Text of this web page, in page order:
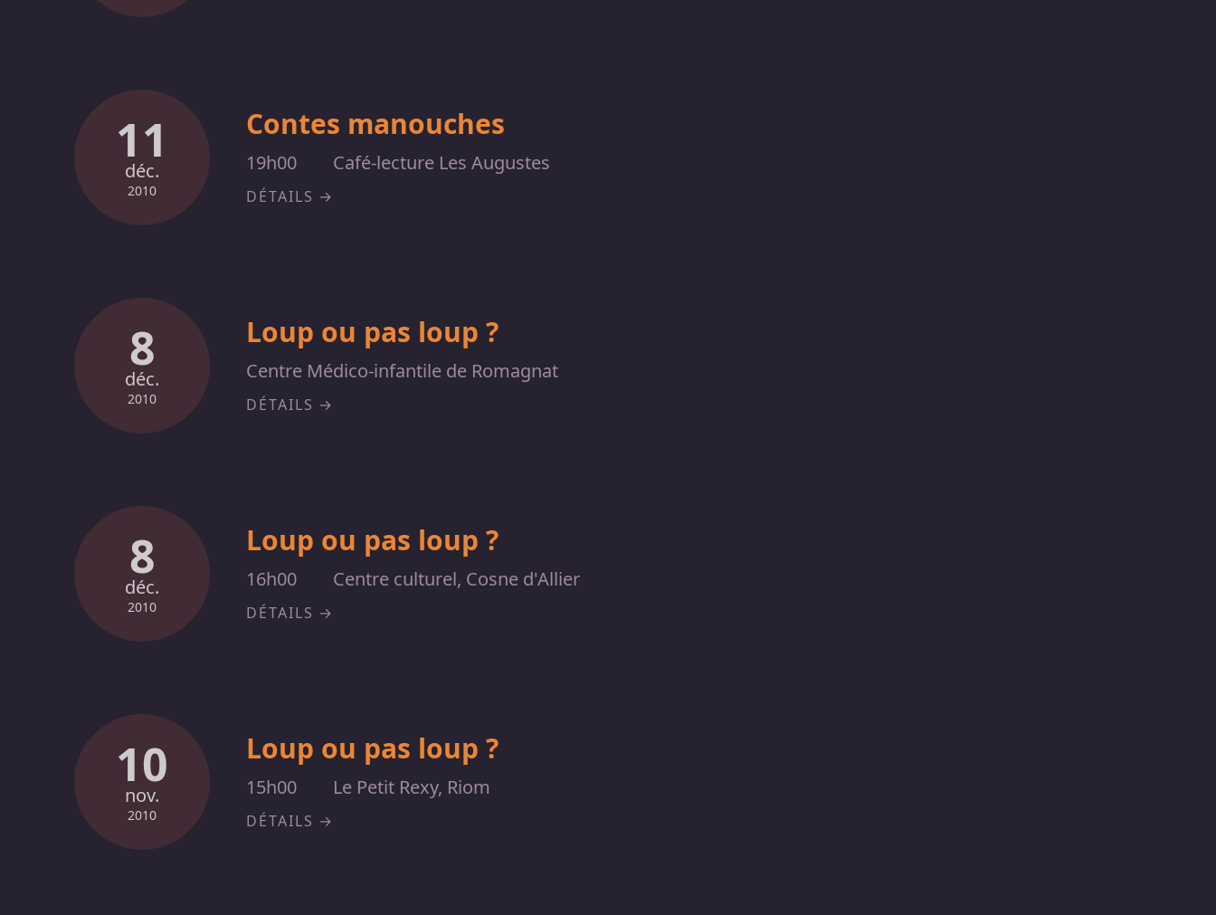
11
déc.
2010
Contes manouches
19h00 Café-lecture Les Augustes
DÉTAILS
8
déc.
2010
Loup ou pas loup ?
Centre Médico-infantile de Romagnat
DÉTAILS
8
déc.
2010
Loup ou pas loup ?
16h00 Centre culturel, Cosne d'Allier
DÉTAILS
10
nov.
2010
Loup ou pas loup ?
15h00 Le Petit Rexy, Riom
DÉTAILS